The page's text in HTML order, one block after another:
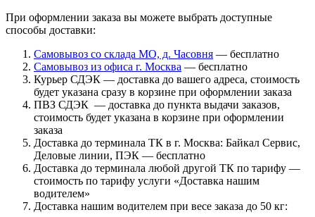
При оформлении заказа вы можете выбрать доступные
способы доставки:
Самовывоз со склада МО, д. Часовня — бесплатно
Самовывоз из офиса г. Москва — бесплатно
Курьер СДЭК — доставка до вашего адреса, стоимость
будет указана сразу в корзине при оформлении заказа
ПВЗ СДЭК — доставка до пункта выдачи заказов,
стоимость будет указана в корзине при оформлении
заказа
Доставка до терминала ТК в г. Москва: Байкал Сервис,
Деловые линии, ПЭК — бесплатно
Доставка до терминала любой другой ТК по тарифу —
стоимость по тарифу услуги «Доставка нашим
водителем»
Доставка нашим водителем при весе заказа до 50 кг: